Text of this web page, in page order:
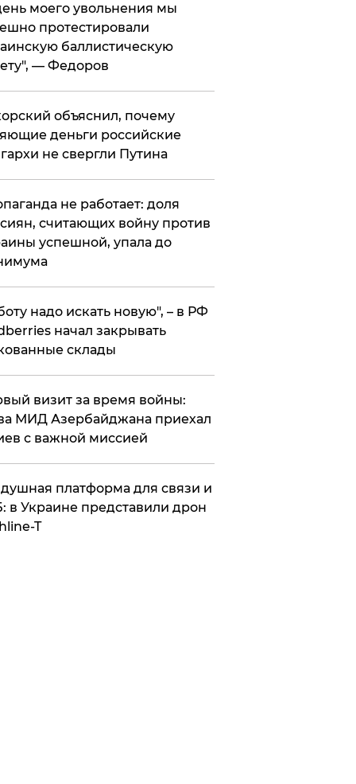
моего увольнения мы
протестировали
баллистическую
— Федоров
объяснил, почему
деньги российские
не свергли Путина
не работает: доля
считающих войну против
успешной, упала до
надо искать новую", – в РФ
начал закрывать
склады
визит за время войны:
МИД Азербайджана приехал
с важной миссией
платформа для связи и
в Украине представили дрон
T